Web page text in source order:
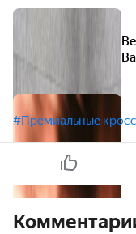
#Премиальные